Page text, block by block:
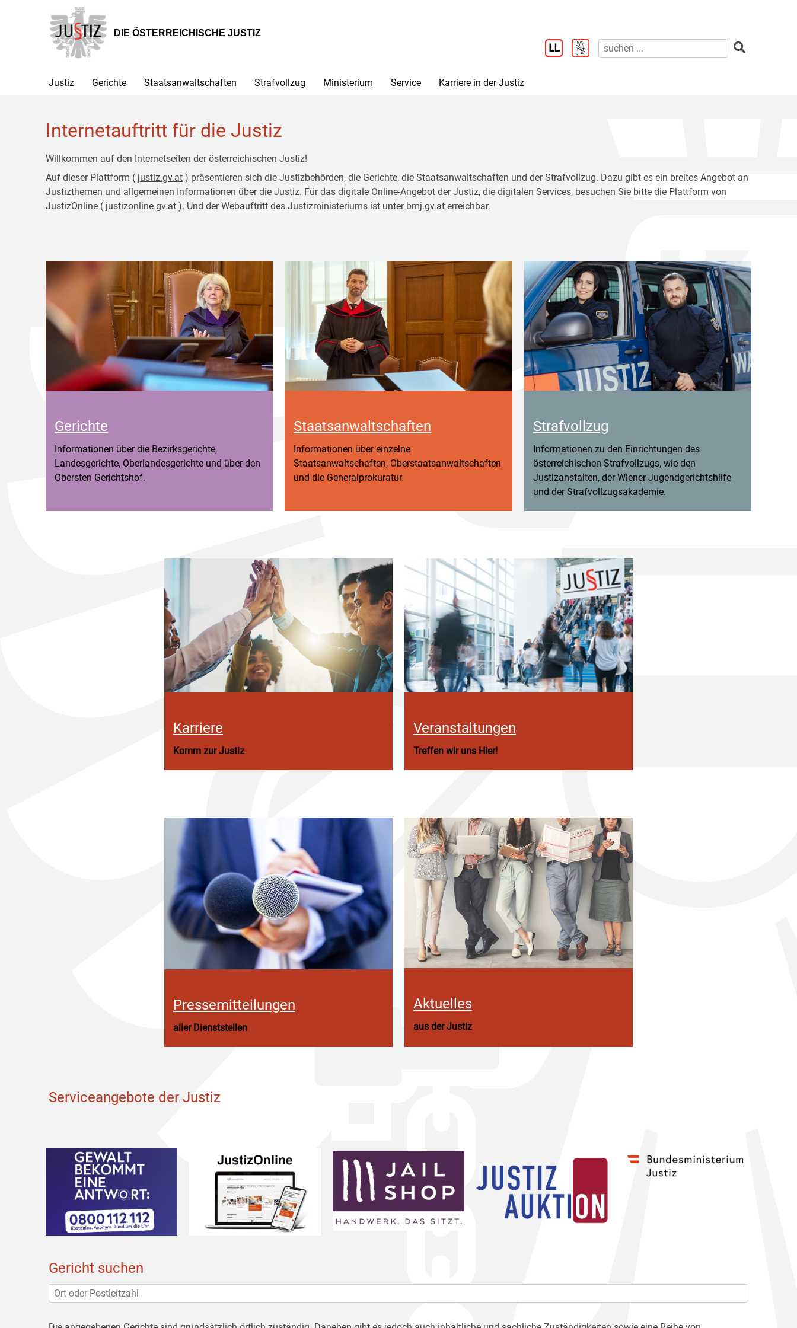
Hauptnavigation
[1]
Inhalt
[2]
DIE ÖSTERREICHISCHE JUSTIZ
Justiz Gerichte Staatsanwaltschaften Strafvollzug Ministerium Service Karriere in der Justiz
Internetauftritt für die Justiz
Willkommen auf den Internetseiten der österreichischen Justiz!
Auf dieser Plattform ( justiz.gv.at ) präsentieren sich die Justizbehörden, die Gerichte, die Staatsanwaltschaften und der Strafvollzug. Dazu gibt es ein breites Angebot an
Justizthemen und allgemeinen Informationen über die Justiz. Für das digitale Online-Angebot der Justiz, die digitalen Services, besuchen Sie bitte die Plattform von
JustizOnline ( justizonline.gv.at ). Und der Webauftritt des Justizministeriums ist unter bmj.gv.at erreichbar.
Gerichte
Informationen über die Bezirksgerichte,
Landesgerichte, Oberlandesgerichte und über den
Obersten Gerichtshof.
Staatsanwaltschaften
Informationen über einzelne
Staatsanwaltschaften, Oberstaatsanwaltschaften
und die Generalprokuratur.
Strafvollzug
Informationen zu den Einrichtungen des
österreichischen Strafvollzugs, wie den
Justizanstalten, der Wiener Jugendgerichtshilfe
und der Strafvollzugsakademie.
Karriere
Komm zur Justiz
Veranstaltungen
Treffen wir uns Hier!
Pressemitteilungen
aller Dienststellen
Aktuelles
aus der Justiz
Serviceangebote der Justiz
Gericht suchen